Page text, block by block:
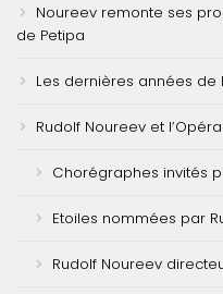
Noureev remonte ses
de Petipa
Les dernières années de
Rudolf Noureev et
Chorégraphes invités
Etoiles nommées par
Rudolf Noureev